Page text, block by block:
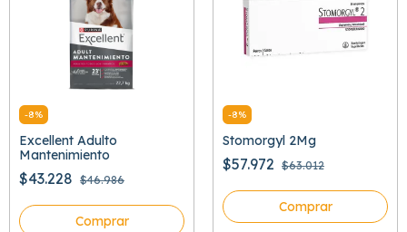
-8%
Excellent Adulto
Mantenimiento
$43.228 $46.986
Comprar
-8%
Stomorgyl 2Mg
$57.972 $63.012
Comprar